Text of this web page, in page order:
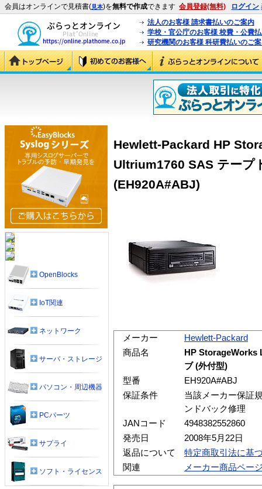
会員はオンラインで見積書(見本)を無料で作成できます 会員登録(無料) ログイン
法人のお客様 請求書払いのご案内
学校・官公庁のお客様 校費・公費
研究機関のお客様 科研費払いのご
Hewlett-Packard HP
Ultrium1760 SAS テープ
(EH920A#ABJ)
メーカー
Hewlett-Packard
商品名
HP StorageWorks
ブ (外付型)
型番
EH920A#ABJ
保証条件
当該メーカー保証
ンドバック修理
JANコード
4948382552860
発売日
2008年5月22日
返品について
特定商取引法に基
関連
メーカー商品ペー
OpenBlocks
IoT関連
ネットワーク
サーバ・ストレージ
パソコン・周辺機器
PCパーツ
サプライ
ソフト・ライセンス